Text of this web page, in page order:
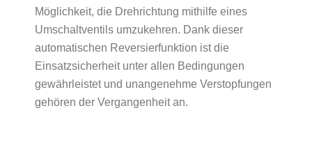
Möglichkeit, die Drehrichtung mithilfe eines
Umschaltventils umzukehren. Dank dieser
automatischen Reversierfunktion ist die
Einsatzsicherheit unter allen Bedingungen
gewährleistet und unangenehme Verstopfungen
gehören der Vergangenheit an.